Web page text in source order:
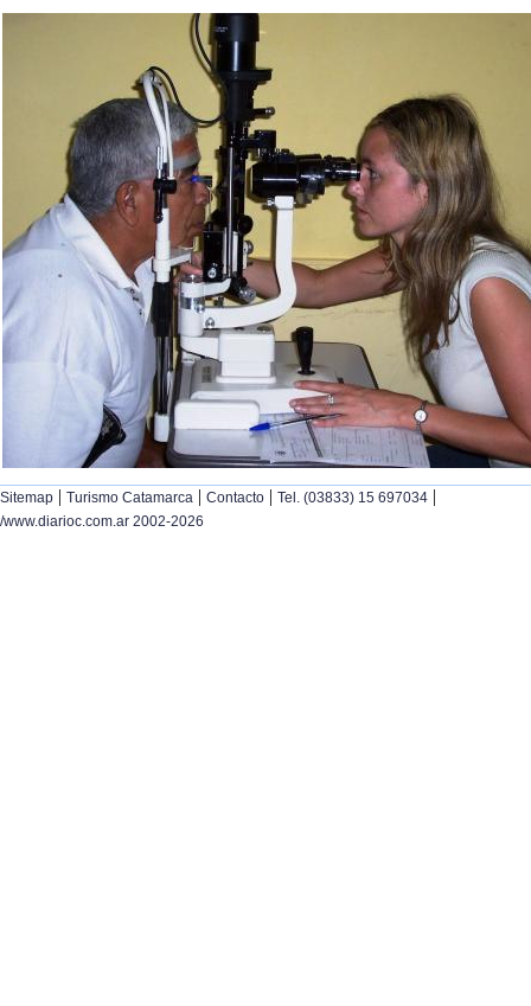
Sitemap | Turismo Catamarca | Contacto | Tel. (03833) 15 697034 |
/www.diarioc.com.ar 2002-2026